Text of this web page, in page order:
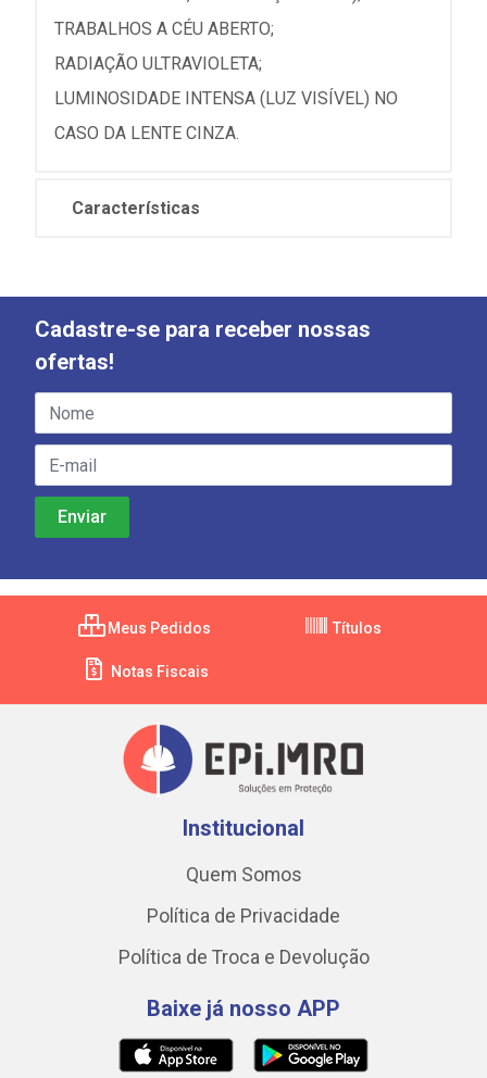
TRABALHOS A CÉU ABERTO;
RADIAÇÃO ULTRAVIOLETA;
LUMINOSIDADE INTENSA (LUZ VISÍVEL) NO
CASO DA LENTE CINZA.
Características
Cadastre-se para receber nossas
ofertas!
Meus Pedidos Títulos
Notas Fiscais
Institucional
Quem Somos
Política de Privacidade
Política de Troca e Devolução
Baixe já nosso APP